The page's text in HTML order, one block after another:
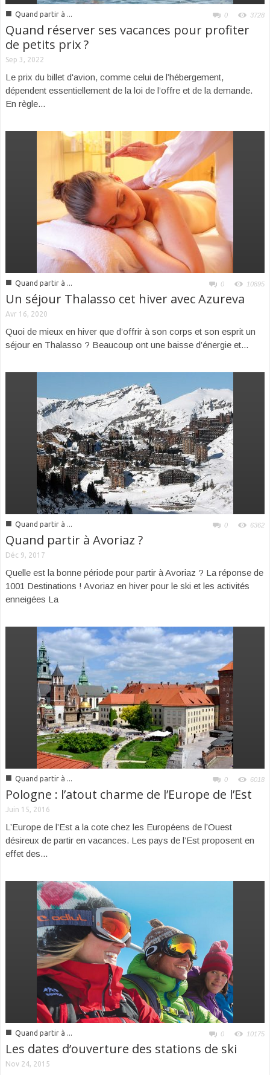
■ Quand partir à ... 0 3728
Quand réserver ses vacances pour profiter
de petits prix ?
Sep 3, 2022
Le prix du billet d'avion, comme celui de l’hébergement,
dépendent essentiellement de la loi de l’offre et de la demande.
En règle...
■ Quand partir à ... 0 10895
Un séjour Thalasso cet hiver avec Azureva
Avr 16, 2020
Quoi de mieux en hiver que d’offrir à son corps et son esprit un
séjour en Thalasso ? Beaucoup ont une baisse d’énergie et...
■ Quand partir à ... 0 6362
Quand partir à Avoriaz ?
Déc 9, 2017
Quelle est la bonne période pour partir à Avoriaz ? La réponse de
1001 Destinations ! Avoriaz en hiver pour le ski et les activités
enneigées La
■ Quand partir à ... 0 6018
Pologne : l’atout charme de l’Europe de l’Est
Juin 15, 2016
L’Europe de l’Est a la cote chez les Européens de l’Ouest
désireux de partir en vacances. Les pays de l’Est proposent en
effet des...
■ Quand partir à ... 0 10175
Les dates d’ouverture des stations de ski
Nov 24, 2015